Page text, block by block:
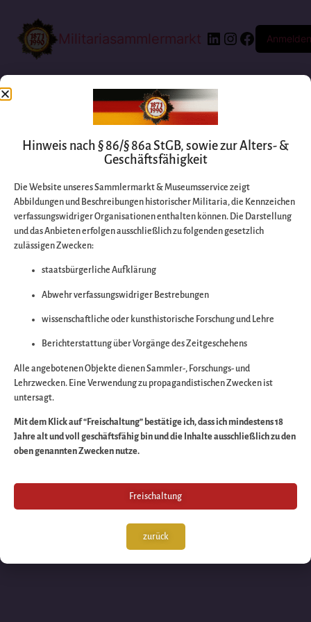
Militariasammlermarkt Anmelden
Entschuldigen Sie
bitte die
Wir arbeiten an
großartigen Sache
schauen Sie bald
wieder vorbei!
Hinweis nach § 86/§ 86a StGB, sowie zur Alters- &
Geschäftsfähigkeit
Die Website unseres Sammlermarkt & Museumsservice zeigt
Abbildungen und Beschreibungen historischer Militaria, die Kennzeichen
verfassungswidriger Organisationen enthalten können. Die Darstellung
und das Anbieten erfolgen ausschließlich zu folgenden gesetzlich
zulässigen Zwecken:
staatsbürgerliche Aufklärung
Abwehr verfassungswidriger Bestrebungen
wissenschaftliche oder kunsthistorische Forschung und Lehre
Berichterstattung über Vorgänge des Zeitgeschehens
Alle angebotenen Objekte dienen Sammler-, Forschungs- und
Lehrzwecken. Eine Verwendung zu propagandistischen Zwecken ist
untersagt.
Mit dem Klick auf “Freischaltung” bestätige ich, dass ich mindestens 18
Jahre alt und voll geschäftsfähig bin und die Inhalte ausschließlich zu den
oben genannten Zwecken nutze.
Freischaltung
zurück